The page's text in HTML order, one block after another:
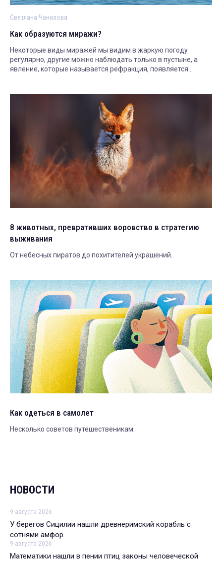
Светлана Чанилова
Как образуются миражи?
Некоторые виды миражей мы видим в жаркую погоду
регулярно, другие можно наблюдать только в пустыне, а
явление, которые называется рефракция, появляется
8 животных, превративших воровство в стратегию
выживания
От небесных пиратов до похитителей украшений.
Как одеться в самолет
Несколько советов путешественикам.
НОВОСТИ
9 августа 2026
У берегов Сицилии нашли древнеримский корабль с
сотнями амфор
9 августа 2026
Математики нашли в пении птиц законы человеческой